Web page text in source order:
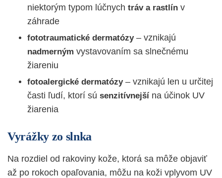
niektorým typom lúčnych tráv a rastlín v
záhrade
fototraumatické dermatózy– vznikajú
nadmerným vystavovaním sa slnečnému
žiareniu
fotoalergické dermatózy– vznikajú len u určitej
časti ľudí, ktorí sú senzitívnejší na účinok UV
žiarenia
Vyrážky zo slnka
Na rozdiel od rakoviny kože, ktorá sa môže objaviť
až po rokoch opaľovania, môžu na koži vplyvom UV